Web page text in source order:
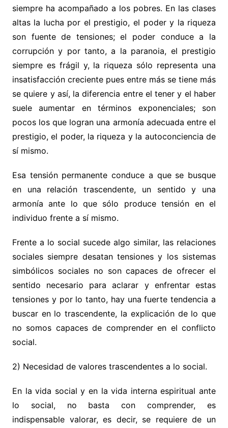
siempre ha acompañado a los pobres. En las clases
altas la lucha por el prestigio, el poder y la riqueza
son fuente de tensiones; el poder conduce a la
corrupción y por tanto, a la paranoia, el prestigio
siempre es frágil y, la riqueza sólo representa una
insatisfacción creciente pues entre más se tiene más
se quiere y así, la diferencia entre el tener y el haber
suele aumentar en términos exponenciales; son
pocos los que logran una armonía adecuada entre el
prestigio, el poder, la riqueza y la autoconciencia de
sí mismo.
Esa tensión permanente conduce a que se busque
en una relación trascendente, un sentido y una
armonía ante lo que sólo produce tensión en el
individuo frente a sí mismo.
Frente a lo social sucede algo similar, las relaciones
sociales siempre desatan tensiones y los sistemas
simbólicos sociales no son capaces de ofrecer el
sentido necesario para aclarar y enfrentar estas
tensiones y por lo tanto, hay una fuerte tendencia a
buscar en lo trascendente, la explicación de lo que
no somos capaces de comprender en el conflicto
social.
2) Necesidad de valores trascendentes a lo social.
En la vida social y en la vida interna espiritual ante
lo social, no basta con comprender, es
indispensable valorar, es decir, se requiere de un